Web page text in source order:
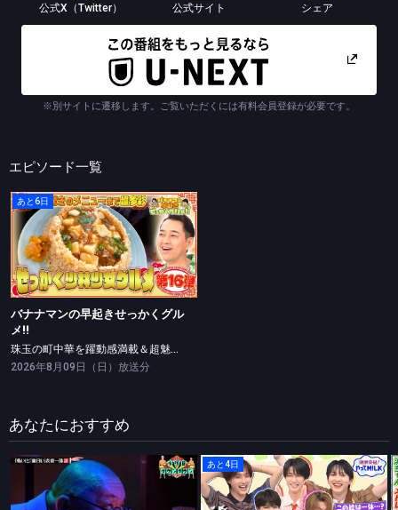
公式X（Twitter） 公式サイト シェア
※別サイトに遷移します。ご覧いただくには有料会員登録が必要です。
エピソード一覧
あと6日
バナナマンの早起きせっかくグルメ!!
珠玉の町中華を躍動感満載＆超魅力的にお届け！
バナナマンの早起きせっかくグル
メ!!
珠玉の町中華を躍動感満載＆超魅力的にお届け！
2026年8月09日（日）放送分
あなたにおすすめ
あと4日